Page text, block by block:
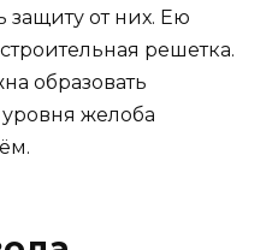
защиту от них. Ею
решетка.
образовать
желоба